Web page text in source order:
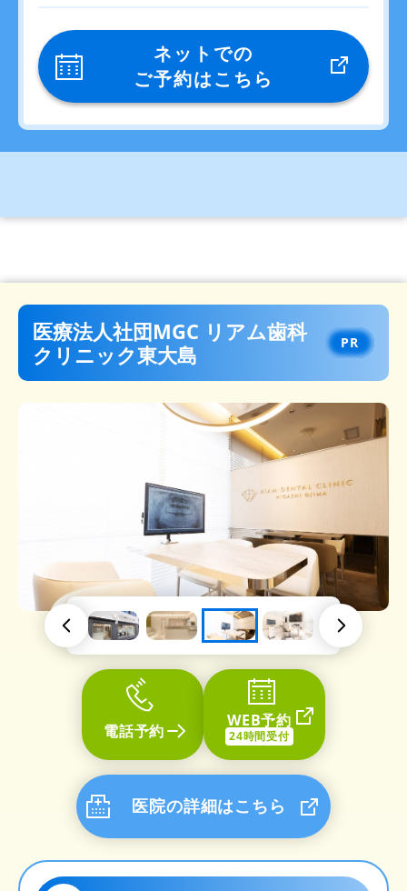
ネットでの
ご予約はこちら
医療法人社団MGC リアム歯科
クリニック東大島
電話予約
WEB予約
24時間受付
医院の詳細はこちら